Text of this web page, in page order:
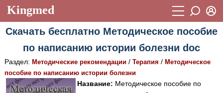
Kingmed
Учебный материал
Видеогалерея 899
Фотогалерея (1906)
Пароль
Скачать бесплатно Методическое пособие
по написанию истории болезни doc
Раздел: Методические рекомендации/ Терапия / Методическое
пособие по написанию истории болезни
Название: Методическое пособие по